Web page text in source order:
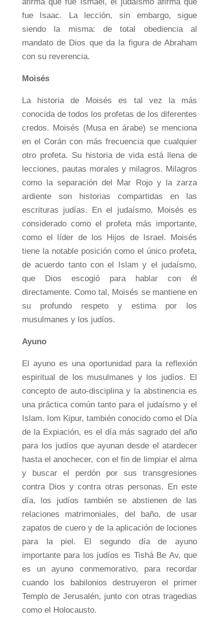
fue Isaac. La lección, sin embargo, sigue
siendo la misma: de total obediencia al
mandato de Dios que da la figura de Abraham
con su reverencia.
Moisés
La historia de Moisés es tal vez la más
conocida de todos los profetas de los diferentes
credos. Moisés (Musa en árabe) se menciona
en el Corán con más frecuencia que cualquier
otro profeta. Su historia de vida está llena de
lecciones, pautas morales y milagros. Milagros
como la separación del Mar Rojo y la zarza
ardiente son historias compartidas en las
escrituras judías. En el judaísmo, Moisés es
considerado como el profeta más importante,
como el líder de los Hijos de Israel. Moisés
tiene la notable posición como el único profeta,
de acuerdo tanto con el Islam y el judaísmo,
que Dios escogió para hablar con él
directamente. Como tal, Moisés se mantiene en
su profundo respeto y estima por los
musulmanes y los judíos.
Ayuno
El ayuno es una oportunidad para la reflexión
espiritual de los musulmanes y los judíos. El
concepto de auto-disciplina y la abstinencia es
una práctica común tanto para el judaísmo y el
Islam. Iom Kipur, también conocido como el Día
de la Expiación, es el día más sagrado del año
para los judíos que ayunan desde el atardecer
hasta el anochecer, con el fin de limpiar el alma
y buscar el perdón por sus transgresiones
contra Dios y contra otras personas. En este
día, los judíos también se abstienen de las
relaciones matrimoniales, del baño, de usar
zapatos de cuero y de la aplicación de lociones
para la piel. El segundo día de ayuno
importante para los judíos es Tishá Be Av, que
es un ayuno conmemorativo, para recordar
cuando los babilonios destruyeron el primer
Templo de Jerusalén, junto con otras tragedias
como el Holocausto.